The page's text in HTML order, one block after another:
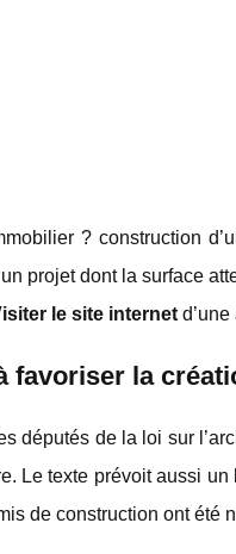
? construction
projet dont la surface
le site internet
favoriser la
députés de la loi sur
Le texte prévoit aussi
de construction ont été